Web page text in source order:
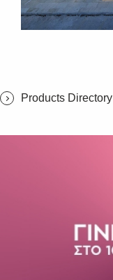
Products Directory